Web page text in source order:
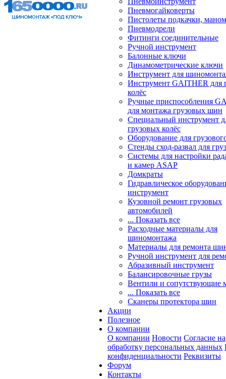
Пневмогайковерты
Пистолеты подкачки,
Пневмодрели
Фитинги соединительные
Ручной инструмент
Балонные ключи
Динамометрические ключи
Инструмент для
Инструмент GAITHER для
колёс
Ручные приспособления
для монтажа грузовых шин
Специальный инструмент
грузовых колёс
Оборудование для
Стенды сход-развал для
Системы для настройки
и камер ASAP
Домкраты
Гидравлическое
инструмент
Кузовной ремонт грузовых
автомобилей
... Показать все
Расходные материалы для
шиномонтажа
Материалы для ремонта
Ручной инструмент для
Абразивный инструмент
Балансировочные грузы
Вентили и сопутствующие
... Показать все
Сканеры протектора шин
Акции
Полезное
О компании
О компании Новости Согласие на
обработку персональных данных
конфиденциальности Реквизиты
Форум
Контакты